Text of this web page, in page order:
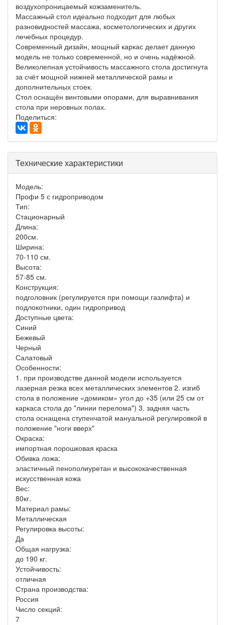
воздухопроницаемый кожзаменитель.
Массажный стол идеально подходит для любых
разновидностей массажа, косметологических и других
лечебных процедур.
Современный дизайн, мощный каркас делает данную
модель не только современной, но и очень надёжной.
Великолепная устойчивость массажного стола достигнута
за счёт мощной нижней металлической рамы и
дополнительных стоек.
Стол оснащён винтовыми опорами, для выравнивания
стола при неровных полах.
Поделиться:
Технические характеристики
Модель:
Профи 5 с гидроприводом
Тип:
Стационарный
Длина:
200см.
Ширина:
70-110 см.
Высота:
57-85 см.
Конструкция:
подголовник (регулируется при помощи газлифта) и
подлокотники, один гидропривод
Доступные цвета:
Синий
Бежевый
Черный
Салатовый
Особенности:
1. при производстве данной модели используется
лазерная резка всех металлических элементов 2. изгиб
стола в положение «домиком» угол до +35 (или 25 см от
каркаса стола до "линии перелома") 3. задняя часть
стола оснащена ступенчатой мануальной регулировкой в
положение "ноги вверх"
Окраска:
импортная порошковая краска
Обивка ложа:
эластичный пенополиуретан и высококачественная
искусственная кожа
Вес:
80кг.
Материал рамы:
Металлическая
Регулировка высоты:
Да
Общая нагрузка:
до 190 кг.
Устойчивость:
отличная
Страна производства:
Россия
Число секций:
7